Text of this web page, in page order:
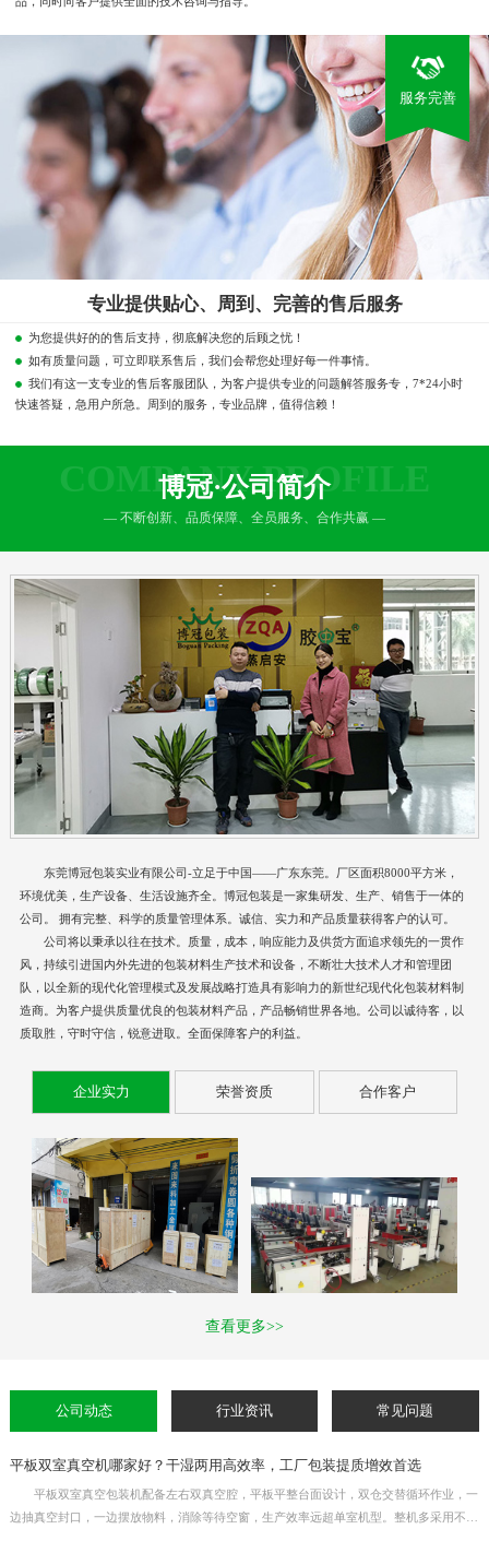
服务完善
专业提供贴心、周到、完善的售后服务
为您提供好的的售后支持，彻底解决您的后顾之忧！
如有质量问题，可立即联系售后，我们会帮您处理好每一件事情。
我们有这一支专业的售后客服团队，为客户提供专业的问题解答服务专，7*24小时
快速答疑，急用户所急。周到的服务，专业品牌，值得信赖！
COMPANY PROFILE
博冠·公司简介
— 不断创新、品质保障、全员服务、合作共赢 —
东莞博冠包装实业有限公司-立足于中国——广东东莞。厂区面积8000平方米，
环境优美，生产设备、生活设施齐全。博冠包装是一家集研发、生产、销售于一体的
公司。 拥有完整、科学的质量管理体系。诚信、实力和产品质量获得客户的认可。
公司将以秉承以往在技术。质量，成本，响应能力及供货方面追求领先的一贯作
风，持续引进国内外先进的包装材料生产技术和设备，不断壮大技术人才和管理团
队，以全新的现代化管理模式及发展战略打造具有影响力的新世纪现代化包装材料制
造商。为客户提供质量优良的包装材料产品，产品畅销世界各地。公司以诚待客，以
质取胜，守时守信，锐意进取。全面保障客户的利益。
企业实力 荣誉资质 合作客户
查看更多>>
公司动态 行业资讯 常见问题
平板双室真空机哪家好？干湿两用高效率，工厂包装提质增效首选
平板双室真空包装机配备左右双真空腔，平板平整台面设计，双仓交替循环作业，一
边抽真空封口，一边摆放物料，消除等待空窗，生产效率远超单室机型。整机多采用不锈